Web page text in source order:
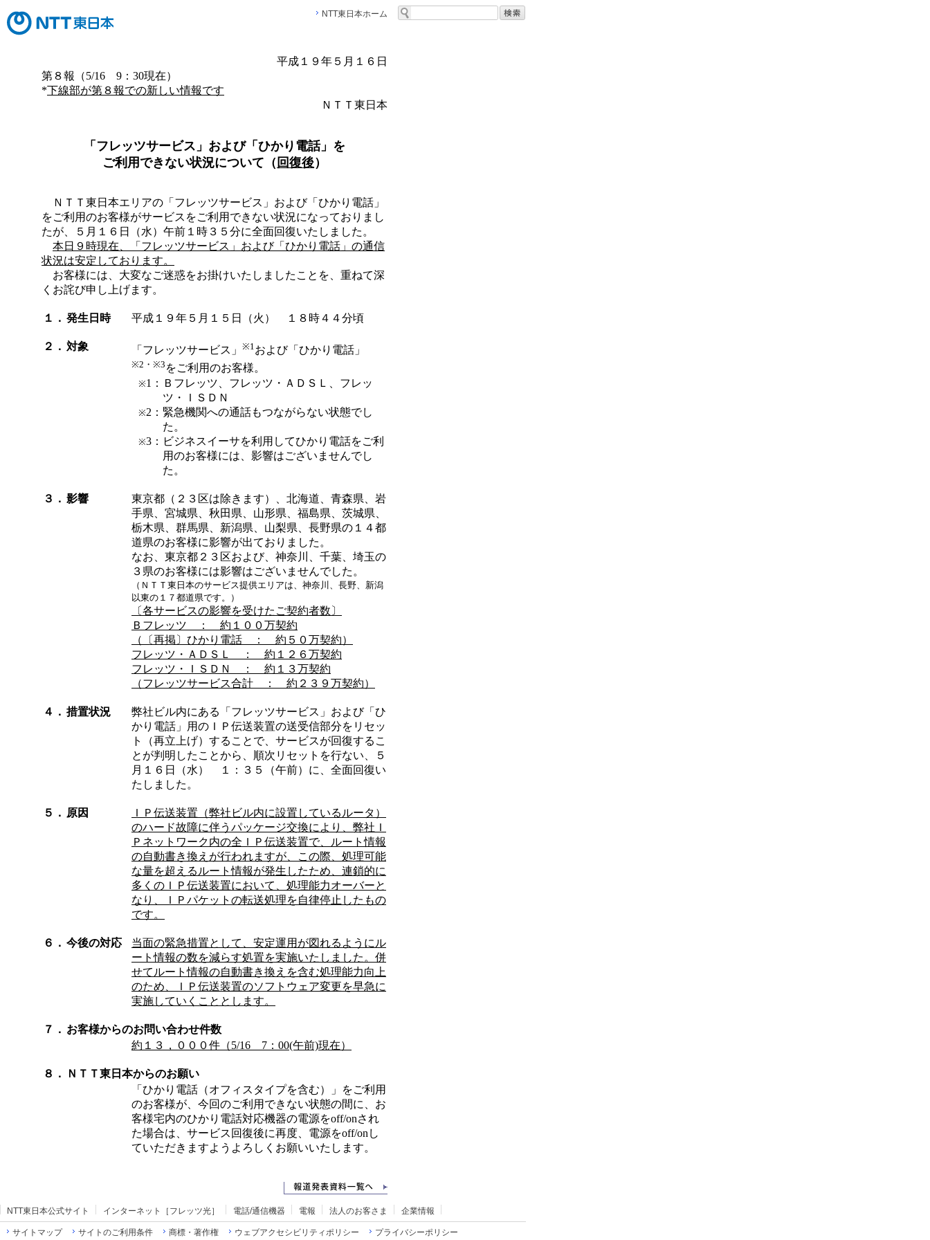
NTT東日本ホーム
平成１９年５月１６日
第８報（5/16 9：30現在）
*下線部が第８報での新しい情報です
ＮＴＴ東日本
「フレッツサービス」および「ひかり電話」を
ご利用できない状況について（ 回復後）
ＮＴＴ東日本エリアの「フレッツサービス」および「ひかり電話」
をご利用のお客様がサービスをご利用できない状況になっておりまし
たが、５月１６日（水）午前１時３５分に全面回復いたしました。
本日９時現在、「フレッツサービス」および「ひかり電話」の通信
状況は安定しております。
お客様には、大変なご迷惑をお掛けいたしましたことを、重ねて深
くお詫び申し上げます。
１． 発生日時 平成１９年５月１５日（火） １８時４４分頃
２． 対象 「フレッツサービス」 ※1および「ひかり電話」
※2・※3 をご利用のお客様。
※1：
Ｂフレッツ、フレッツ・ＡＤＳＬ、フレッ
ツ・ＩＳＤＮ
※2： 緊急機関への通話もつながらない状態でし
た。
※3： ビジネスイーサを利用してひかり電話をご利
用のお客様には、影響はございませんでし
た。
３． 影響
東京都（２３区は除きます）、北海道、青森県、岩
手県、宮城県、秋田県、山形県、福島県、茨城県、
栃木県、群馬県、新潟県、山梨県、長野県の１４都
道県のお客様に影響が出ておりました。
なお、東京都２３区および、神奈川、千葉、埼玉の
３県のお客様には影響はございませんでした。
（ＮＴＴ東日本のサービス提供エリアは、神奈川、長野、新潟
以東の１７都道県です。）
〔各サービスの影響を受けたご契約者数〕
Ｂフレッツ ： 約１００万契約
（〔再掲〕ひかり電話 ： 約５０万契約）
フレッツ・ＡＤＳＬ ： 約１２６万契約
フレッツ・ＩＳＤＮ ： 約１３万契約
（フレッツサービス合計 ： 約２３９万契約）
４． 措置状況
弊社ビル内にある「フレッツサービス」および「ひ
かり電話」用のＩＰ伝送装置の送受信部分をリセッ
ト（再立上げ）することで、サービスが回復するこ
とが判明したことから、順次リセットを行ない、５
月１６日（水） １：３５（午前）に、全面回復い
たしました。
５． 原因
ＩＰ伝送装置（弊社ビル内に設置しているルータ）
のハード故障に伴うパッケージ交換により、弊社Ｉ
Ｐネットワーク内の全ＩＰ伝送装置で、ルート情報
の自動書き換えが行われますが、この際、処理可能
な量を超えるルート情報が発生したため、連鎖的に
多くのＩＰ伝送装置において、処理能力オーバーと
なり、ＩＰパケットの転送処理を自律停止したもの
です。
６． 今後の対応
当面の緊急措置として、安定運用が図れるようにル
ート情報の数を減らす処置を実施いたしました。併
せてルート情報の自動書き換えを含む処理能力向上
のため、ＩＰ伝送装置のソフトウェア変更を早急に
実施していくこととします。
７． お客様からのお問い合わせ件数
約１３，０００件（5/16 7：00(午前)現在）
８．
ＮＴＴ東日本からのお願い
「ひかり電話（オフィスタイプを含む）」をご利用
のお客様が、今回のご利用できない状態の間に、お
客様宅内のひかり電話対応機器の電源をoff/onされ
た場合は、サービス回復後に再度、電源をoff/onし
ていただきますようよろしくお願いいたします。
NTT東日本公式サイト インターネット［フレッツ光］ 電話/通信機器 電報 法人のお客さま 企業情報
サイトマップ サイトのご利用条件 商標・著作権 ウェブアクセシビリティポリシー プライバシーポリシー